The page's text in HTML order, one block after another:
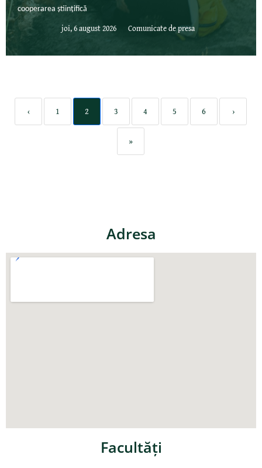
cooperarea științifică
joi, 6 august 2026 Comunicate de presa
‹ 1 2 3 4 5 6 ›
»
Adresa
Facultăţi